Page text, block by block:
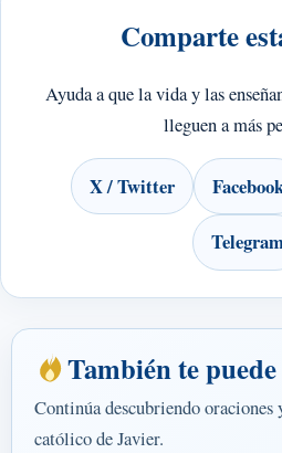
Comparte
Ayuda a que la vida y las
lleguen a más
X / Twitter
También te
Continúa descubriendo oraciones
católico de Javier.